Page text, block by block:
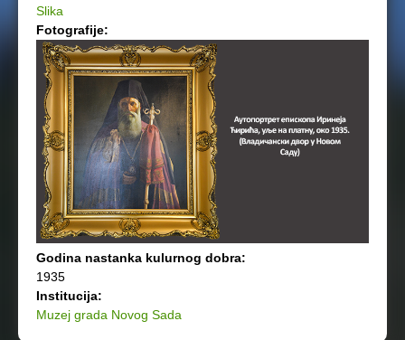
Slika
Fotografije:
Godina nastanka kulurnog dobra:
1935
Institucija:
Muzej grada Novog Sada